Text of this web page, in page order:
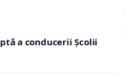
a conducerii Școlii